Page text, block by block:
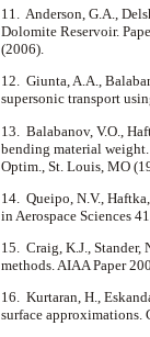
11. Anderson, G.A.,
Dolomite Reservoir.
(2006).
12. Giunta, A.A.,
supersonic transport
13. Balabanov, V.O.,
bending material weight.
Optim., St. Louis, MO
14. Queipo, N.V.,
in Aerospace Sciences
15. Craig, K.J., Stander,
methods. AIAA Paper
16. Kurtaran, H.,
surface approximations.